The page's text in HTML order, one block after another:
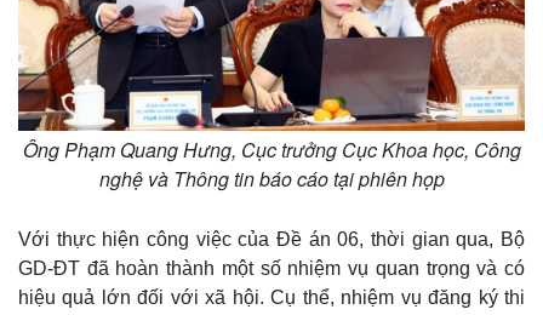
Thế giới
Quan sát
Cuộc sống đó đây
Hồ sơ
Multimedia
Video
Ảnh
E-Magazine
Infographic
Ông Phạm Quang Hưng, Cục trưởng Cục Khoa học, Công
nghệ và Thông tin báo cáo tại phiên họp
Với thực hiện công việc của Đề án 06, thời gian qua, Bộ
GD-ĐT đã hoàn thành một số nhiệm vụ quan trọng và có
hiệu quả lớn đối với xã hội. Cụ thể, nhiệm vụ đăng ký thi